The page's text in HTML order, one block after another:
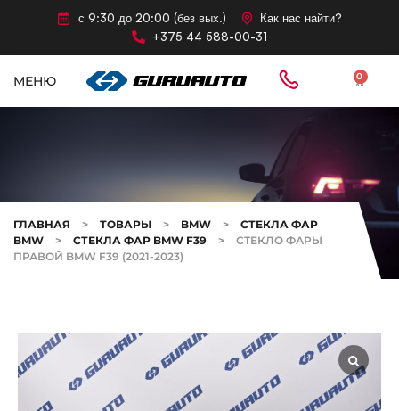
с 9:30 до 20:00 (без вых.)
Как нас найти?
+375 44 588-00-31
МЕНЮ 0
ГЛАВНАЯ > ТОВАРЫ > BMW >
СТЕКЛА ФАР
BMW
> СТЕКЛА ФАР BMW F39 >
СТЕКЛО ФАРЫ
ПРАВОЙ BMW F39 (2021-2023)